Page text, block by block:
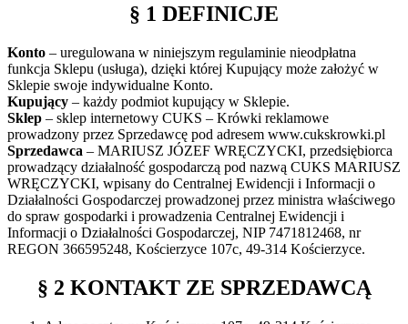
§ 1 DEFINICJE
Konto – uregulowana w niniejszym regulaminie nieodpłatna
funkcja Sklepu (usługa), dzięki której Kupujący może założyć w
Sklepie swoje indywidualne Konto.
Kupujący – każdy podmiot kupujący w Sklepie.
Sklep – sklep internetowy CUKS – Krówki reklamowe
prowadzony przez Sprzedawcę pod adresem www.cukskrowki.pl
Sprzedawca – MARIUSZ JÓZEF WRĘCZYCKI, przedsiębiorca
prowadzący działalność gospodarczą pod nazwą CUKS MARIUSZ
WRĘCZYCKI, wpisany do Centralnej Ewidencji i Informacji o
Działalności Gospodarczej prowadzonej przez ministra właściwego
do spraw gospodarki i prowadzenia Centralnej Ewidencji i
Informacji o Działalności Gospodarczej, NIP 7471812468, nr
REGON 366595248, Kościerzyce 107c, 49-314 Kościerzyce.
§ 2 KONTAKT ZE SPRZEDAWCĄ